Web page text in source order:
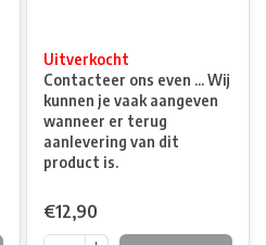
Uitverkocht
Contacteer ons even ... Wij
kunnen je vaak aangeven
wanneer er terug
aanlevering van dit
product is.
€12,90